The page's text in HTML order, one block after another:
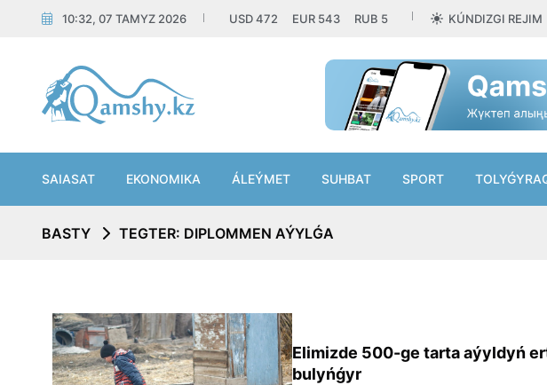
10:32, 07 TAMYZ 2026 USD472 EUR 543 RUB 5 KÚNDIZGI REJIM
SAIASAT EKONOMIKA ÁLEÝMET SUHBAT SPORT
BASTY TEGTER: DIPLOMMEN AÝYLǴA
Elimizde 500-ge tarta aýyldyń
bulyńǵyr